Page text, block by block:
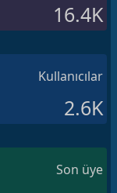
16.4K
Kullanıcılar
2.6K
Son üye